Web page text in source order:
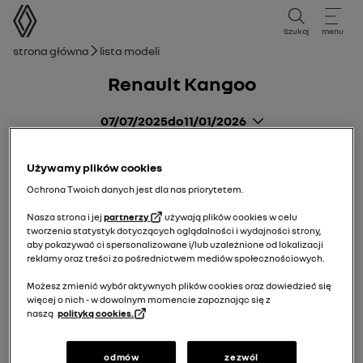
instrukcja obsługi
Szukaj menu
Ścieżka nawigacji
Strona główna Lista modeli
Renault Kangoo
07/07/2025do11/01/2026
Używamy plików cookies
Ochrona Twoich danych jest dla nas priorytetem.
Nasza strona i jejpartnerzy
używają plików cookies w celu
tworzenia statystyk dotyczących oglądalności i wydajności strony,
aby pokazywać ci spersonalizowane i/lub uzależnione od lokalizacji
reklamy oraz treści za pośrednictwem mediów społecznościowych.
Możesz zmienić wybór aktywnych plików cookies oraz dowiedzieć się
więcej o nich - w dowolnym momencie zapoznając się z
naszą polityką cookies.
odmów zezwól